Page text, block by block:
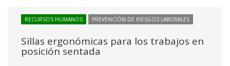
RECURSOS HUMANOS PREVENCIÓN DE RIESGOS LABORALES
Sillas ergonómicas para los trabajos en
posición sentada